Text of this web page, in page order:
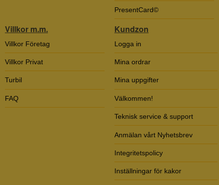
PresentCard©
Villkor m.m.
Villkor Företag
Villkor Privat
Turbil
FAQ
Kundzon
Logga in
Mina ordrar
Mina uppgifter
Välkommen!
Teknisk service & support
Anmälan vårt Nyhetsbrev
Integritetspolicy
Inställningar för kakor